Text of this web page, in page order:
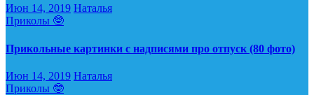
Июн 14, 2019 Наталья
Приколы 🤓
Прикольные картинки с надписями про отпуск (80 фото)
Июн 14, 2019 Наталья
Приколы 🤓